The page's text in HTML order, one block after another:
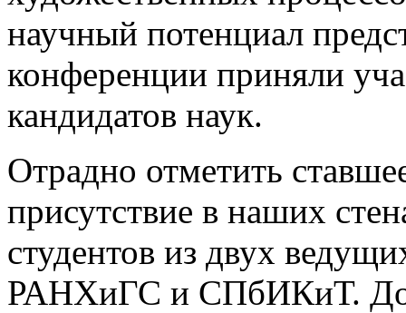
научный потенциал
конференции приняли
кандидатов наук.
Отрадно отметить
присутствие в наших
студентов из двух
РАНХиГС и СПбИКиТ.